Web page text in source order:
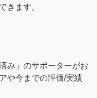
きます。
み」のサポーターがお
や今までの評価/実績